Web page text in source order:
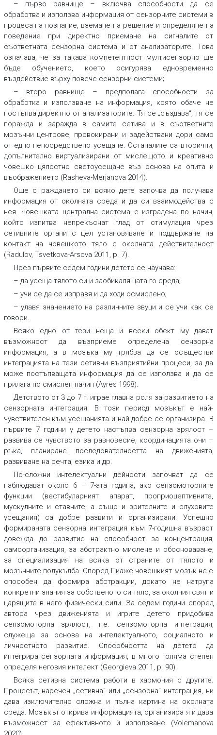
– първо равнище – включва способности да се
обработва и използва информация от сензорните системи в
процеса на познание, вземане на решение и определяне на
поведение при директно приемане на сигналите от
съответната сензорна система и от анализаторите. Това
означава, че за такава компетентност мултисензорно ще
бъде обучението, което осигурява едновременно
въздействие върху повече сензорни системи;
– второ равнище – предполага способности за
обработка и използване на информация, която обаче не
постъпва директно от анализаторите. Тя се „създава“, тя се
поражда и заражда в самите сетива и в съответните
мозъчни центрове, провокирани и задействани дори само
от едно непосредствено усещане. Останалите са вторични,
допълнително виртуализирани от мислещото и креативно
човешко цялостно светоусещане въз основа на опита и
въображението (Rasheva-Merjanova 2014).
Още с раждането си всяко дете започва да получава
информация от околната среда и да си взаимодейства с
нея. Човешката централна система е изградена по начин,
който изпитва непрекъснат глад от стимулация чрез
сетивните органи с цел установяване и поддържане на
контакт на човешкото тяло с околната действителност
(Radulov, Tsvetkova-Arsova 2011, p. 7).
През първите седем години детето се научава:
– да усеща тялото си и заобикалящата го среда;
– учи се да се изправя и да ходи осмислено;
– улавя значението на различните звуци и се учи как се
говори.
Всяко едно от тези неща и всеки обект му дават
възможност да възприеме определена сензорна
информация, а в мозъка му трябва да се осъществи
интеграцията на тези сетивни възприятийни процеси, за да
може постъпващата информация да се използва и да се
прилага по смислен начин (Ayres 1998).
Детството от 3 до 7 г. играе главна роля за развитието на
сензорната интеграция. В този период мозъкът е най-
чувствителен към усещанията и най-добре се организира. В
първите 7 години у детето настъпва сензорна зрялост –
развива се чувството за равновесие, координацията очи –
ръка, планиране последователността на движенията,
развиване на речта, езика и др.
По-сложни интелектуални дейности започват да се
наблюдават около 6 – 7-ата година, ако сензомоторните
функции (вестибуларният апарат, проприоцептивните,
мускулните и ставните, а също и зрителните и слуховите
усещания) са добре развити и организирани. Успешно
формираната сензорна интеграция към 7-годишна възраст
довежда до развитие на способност за концентрация,
самоорганизация, за абстрактно мислене и обосноваване,
за специализация на всяка от страните от тялото и
мозъчните полукълба. Според Пиаже човешкият мозък не е
способен да формира абстракции, докато не натрупа
конкретни знания за собственото си тяло, за околния свят и
царящите в него физически сили. За седем години според
автора чрез движенията и игрите детето придобива
сензомоторна зрялост, т.е. сензомоторна интеграция,
служеща за основа на интелектуалното, социалното и
личностното развитие. Способността на детето да
интегрира сензорната информация, в много голяма степен
определя неговия интелект (Georgieva 2011, p. 90).
Всяка сетивна система работи в хармония с другите.
Процесът, наречен „сетивна“ или „сензорна“ интеграция, ни
дава изключително сложна и пълна картина на околната
среда. Мозъкът открива информацията, организира я и дава
възможност за ефективното ѝ използване (Volemanova